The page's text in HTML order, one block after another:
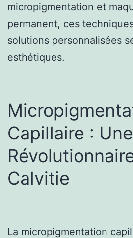
micropigmentation et
permanent, ces
solutions personnalisées
esthétiques.
Capillaire :
Calvitie
La micropigmentation